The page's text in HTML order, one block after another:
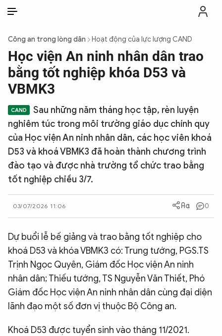
THỜI SỰ
CHỐNG DIỄN BIẾN HÒA BÌNH
CÔNG AN TRONG LÒNG DÂN
XÃ HỘI
PHÁP LUẬT
CÔNG NGHỆ
QUỐC TẾ
VĂN HÓA - THỂ THAO
BẠN ĐỌC & CAND
ĐA PHƯƠNG TIỆN
Công an trong lòng dân Hoạt động của lực lượng CAND
Học viện An ninh nhân dân trao
bằng tốt nghiệp khóa D53 và
VBMK3
Sau những năm tháng học tập, rèn luyện
nghiêm túc trong môi trường giáo dục chính quy
của Học viện An ninh nhân dân, các học viên khoá
D53 và khoá VBMK3 đã hoàn thành chương trình
đào tạo và được nhà trường tổ chức trao bằng
tốt nghiệp chiều 3/7.
03/07/2026 11:06 0
Dự buổi lễ bế giảng và trao bằng tốt nghiệp cho
khoá D53 và khóa VBMK3 có: Trung tướng, PGS.TS
Trịnh Ngọc Quyên, Giám đốc Học viện An ninh
nhân dân; Thiếu tướng, TS Nguyễn Văn Thiết, Phó
Giám đốc Học viện An ninh nhân dân cùng đại diện
lãnh đạo một số đơn vị thuộc Bộ Công an.
Khoá D53 được tuyển sinh vào tháng 11/2021.